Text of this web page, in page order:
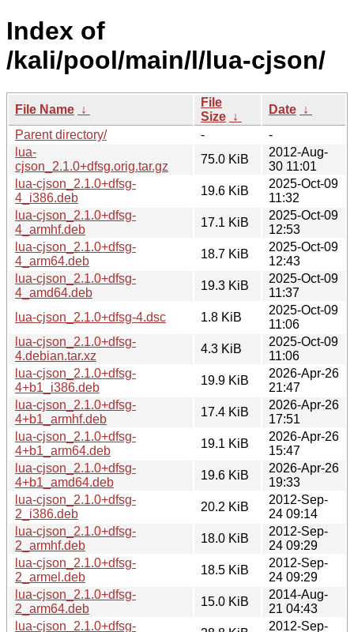
Index of
/kali/pool/main/l/lua-cjson/
File Name ↓
File
Size ↓
Date ↓
Parent directory/
-
-
lua-
cjson_2.1.0+dfsg.orig.tar.gz
75.0 KiB
2012-Aug-
30 11:01
lua-cjson_2.1.0+dfsg-
4_i386.deb
19.6 KiB
2025-Oct-09
11:32
lua-cjson_2.1.0+dfsg-
4_armhf.deb
17.1 KiB
2025-Oct-09
12:53
lua-cjson_2.1.0+dfsg-
4_arm64.deb
18.7 KiB
2025-Oct-09
12:43
lua-cjson_2.1.0+dfsg-
4_amd64.deb
19.3 KiB
2025-Oct-09
11:37
lua-cjson_2.1.0+dfsg-4.dsc
1.8 KiB
2025-Oct-09
11:06
lua-cjson_2.1.0+dfsg-
4.debian.tar.xz
4.3 KiB
2025-Oct-09
11:06
lua-cjson_2.1.0+dfsg-
4+b1_i386.deb
19.9 KiB
2026-Apr-26
21:47
lua-cjson_2.1.0+dfsg-
4+b1_armhf.deb
17.4 KiB
2026-Apr-26
17:51
lua-cjson_2.1.0+dfsg-
4+b1_arm64.deb
19.1 KiB
2026-Apr-26
15:47
lua-cjson_2.1.0+dfsg-
4+b1_amd64.deb
19.6 KiB
2026-Apr-26
19:33
lua-cjson_2.1.0+dfsg-
2_i386.deb
20.2 KiB
2012-Sep-
24 09:14
lua-cjson_2.1.0+dfsg-
2_armhf.deb
18.0 KiB
2012-Sep-
24 09:29
lua-cjson_2.1.0+dfsg-
2_armel.deb
18.5 KiB
2012-Sep-
24 09:29
lua-cjson_2.1.0+dfsg-
2_arm64.deb
15.0 KiB
2014-Aug-
21 04:43
lua-cjson_2.1.0+dfsg-
2012-Sep-